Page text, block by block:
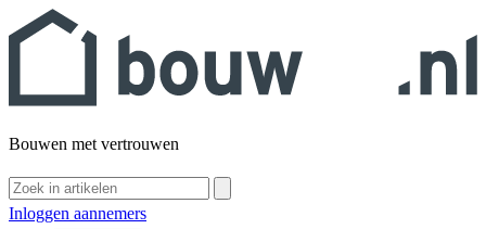
Bouwen met vertrouwen
Inloggen aannemers